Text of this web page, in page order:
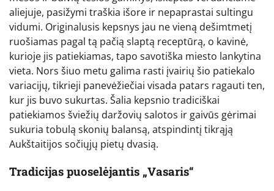
aliejuje, pasižymi traškia išore ir nepaprastai sultingu
vidumi. Originalusis kepsnys jau ne vieną dešimtmetį
ruošiamas pagal tą pačią slaptą receptūrą, o kavinė,
kurioje jis patiekiamas, tapo savotiška miesto lankytina
vieta. Nors šiuo metu galima rasti įvairių šio patiekalo
variacijų, tikrieji panevėžiečiai visada patars ragauti ten,
kur jis buvo sukurtas. Šalia kepsnio tradiciškai
patiekiamos šviežių daržovių salotos ir gaivūs gėrimai
sukuria tobulą skonių balansą, atspindintį tikrąją
Aukštaitijos sočiųjų pietų dvasią.
Tradicijas puoselėjantis „Vasaris“